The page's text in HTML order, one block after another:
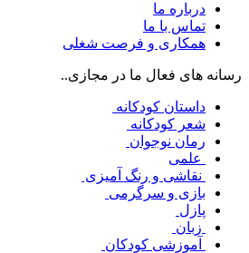
درباره ما
تماس با ما
همکاری و فرصت شغلی
رسانه های فعال ما در مجازی..
داستان کودکانه
شعر کودکانه
رمان نوجوان
علمی
نقاشی و رنگ آمیزی
بازی و سرگرمی
پازل
زبان
آموزشی کودکان